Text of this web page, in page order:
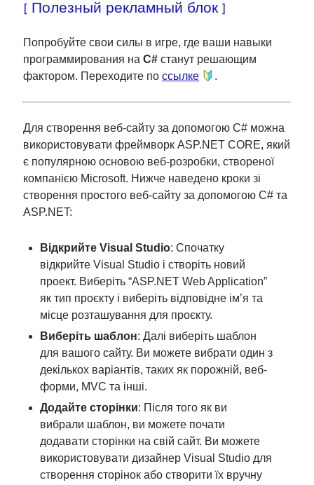
[ Полезный рекламный блок ]
Попробуйте свои силы в игре, где ваши навыки
программирования наC# станут решающим
фактором. Переходите поссылке .
Для створення веб-сайту за допомогою C# можна
використовувати фреймворк ASP.NET CORE, який
є популярною основою веб-розробки, створеної
компанією Microsoft. Нижче наведено кроки зі
створення простого веб-сайту за допомогою C# та
ASP.NET:
Відкрийте Visual Studio: Спочатку
відкрийте Visual Studio і створіть новий
проект. Виберіть “ASP.NET Web Application”
як тип проєкту і виберіть відповідне ім’я та
місце розташування для проєкту.
Виберіть шаблон: Далі виберіть шаблон
для вашого сайту. Ви можете вибрати один з
декількох варіантів, таких як порожній, веб-
форми, MVC та інші.
Додайте сторінки: Після того як ви
вибрали шаблон, ви можете почати
додавати сторінки на свій сайт. Ви можете
використовувати дизайнер Visual Studio для
створення сторінок або створити їх вручну